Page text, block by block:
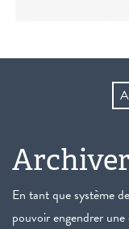
En tant que système
pouvoir engendrer